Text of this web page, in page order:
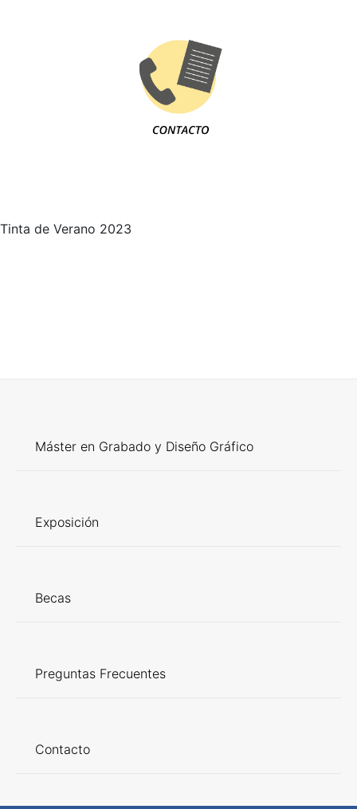
Tinta de Verano 2023
Máster en Grabado y Diseño Gráfico
Exposición
Becas
Preguntas Frecuentes
Contacto